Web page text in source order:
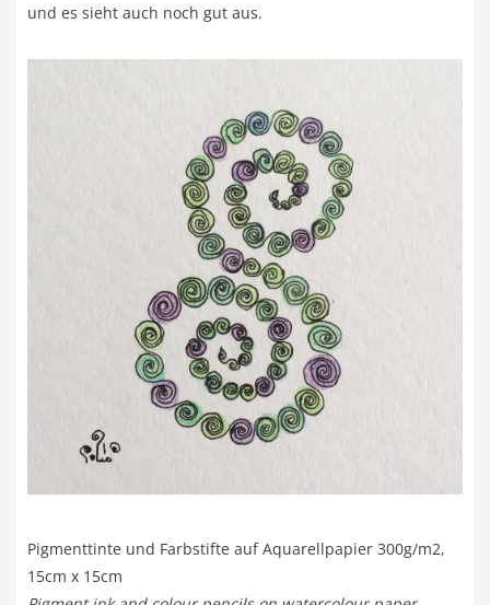
und es sieht auch noch gut aus.
Pigmenttinte und Farbstifte auf Aquarellpapier 300g/m2,
15cm x 15cm